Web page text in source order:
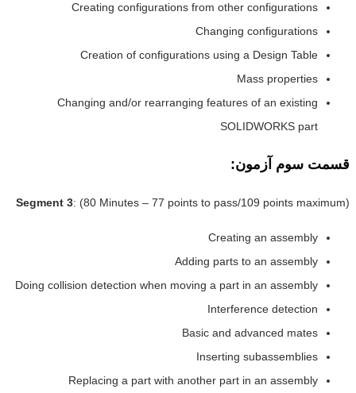
Creating configurations from other configurations
Changing configurations
Creation of configurations using a Design Table
Mass properties
Changing and/or rearranging features of an existing
SOLIDWORKS part
قسمت سوم آزمون:
Segment 3: (80 Minutes – 77 points to pass/109 points maximum)
Creating an assembly
Adding parts to an assembly
Doing collision detection when moving a part in an assembly
Interference detection
Basic and advanced mates
Inserting subassemblies
Replacing a part with another part in an assembly